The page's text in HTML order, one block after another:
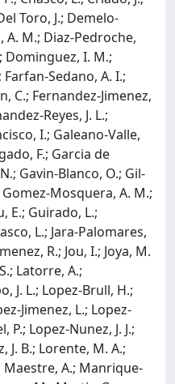
Toro, J.; Demelo-
A. M.; Diaz-Pedroche,
Dominguez, I. M.;
Farfan-Sedano, A. I.;
C.; Fernandez-Jimenez,
Reyes, J. L.;
I.; Galeano-Valle,
F.; Garcia de
Gavin-Blanco, O.; Gil-
Mosquera, A. M.;
E.; Guirado, L.;
L.; Jara-Palomares,
R.; Jou, I.; Joya, M.
Latorre, A.;
J. L.; Lopez-Brull, H.;
Jimenez, L.; Lopez-
Lopez-Nunez, J. J.;
J. B.; Lorente, M. A.;
A.; Manrique-